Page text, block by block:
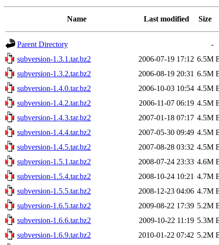
Name Last modified Size
Parent Directory
-
subversion-1.3.1.tar.bz2
2006-07-19 17:12 6.5M
subversion-1.3.2.tar.bz2
2006-08-19 20:31 6.5M
subversion-1.4.0.tar.bz2
2006-10-03 10:54 4.5M
subversion-1.4.2.tar.bz2
2006-11-07 06:19 4.5M
subversion-1.4.3.tar.bz2
2007-01-18 07:17 4.5M
subversion-1.4.4.tar.bz2
2007-05-30 09:49 4.5M
subversion-1.4.5.tar.bz2
2007-08-28 03:32 4.5M
subversion-1.5.1.tar.bz2
2008-07-24 23:33 4.6M
subversion-1.5.4.tar.bz2
2008-10-24 10:21 4.7M
subversion-1.5.5.tar.bz2
2008-12-23 04:06 4.7M
subversion-1.6.5.tar.bz2
2009-08-22 17:39 5.2M
subversion-1.6.6.tar.bz2
2009-10-22 11:19 5.3M
subversion-1.6.9.tar.bz2
2010-01-22 07:42 5.2M